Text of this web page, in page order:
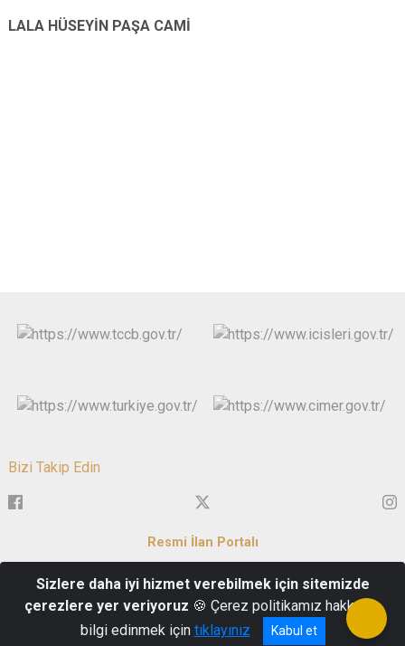
LALA HÜSEYİN PAŞA CAMİ
Bizi Takip Edin
Resmi İlan Portalı
Servi Mh. Zafer Meydanı No:1 43050 Merkez/KÜTAHYA
İletişim : 0 274 223 69 93
Sizlere daha iyi hizmet verebilmek için sitemizde
çerezlere yer veriyoruz 🍪 Çerez politikamız hakkında
bilgi edinmek için tıklayınız Kabul et